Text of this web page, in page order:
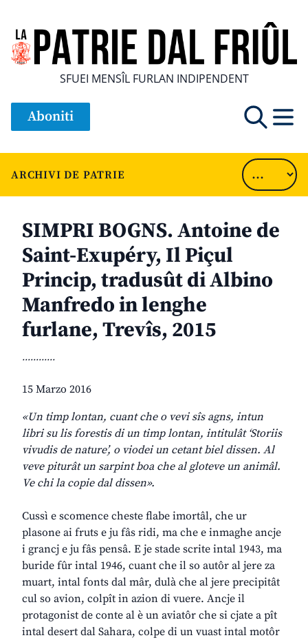
SFUEI MENSÎL FURLAN INDIPENDENT
Aboniti
ARCHIVI DE PATRIE
SIMPRI BOGNS. Antoine de
Saint-Exupéry, Il Piçul
Princip, tradusût di Albino
Manfredo in lenghe
furlane, Trevîs, 2015
............
15 Marzo 2016
«Un timp lontan, cuant che o vevi sîs agns, intun
libri su lis forestis di un timp lontan, intitulât ‘Storiis
vivudis de nature’, o viodei un cetant biel dissen. Al
veve piturât un sarpint boa che al gloteve un animâl.
Ve chi la copie dal dissen».
Cussì e scomence cheste flabe imortâl, che ur
plasone ai fruts e ju fâs ridi, ma che e inmaghe ancje
i grancj e ju fâs pensâ. E je stade scrite intal 1943, ma
buride fûr intal 1946, cuant che il so autôr al jere za
muart, intal fonts dal mâr, dulà che al jere precipitât
cul so avion, colpît in azion di vuere. Ancje il
protagonist de conte al è un aviatôr che si cjate a pît
intal desert dal Sahara, colpe di un vuast intal motôr